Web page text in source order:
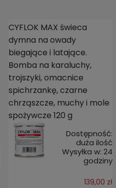
CYFLOK MAX świeca
dymna na owady
biegające i latające.
Bomba na karaluchy,
trojszyki, omacnice
spichrzankę, czarne
chrząszcze, muchy i mole
spożywcze 120 g
Dostępność:
duża ilość
Wysyłka w: 24
godziny
139,00 zł